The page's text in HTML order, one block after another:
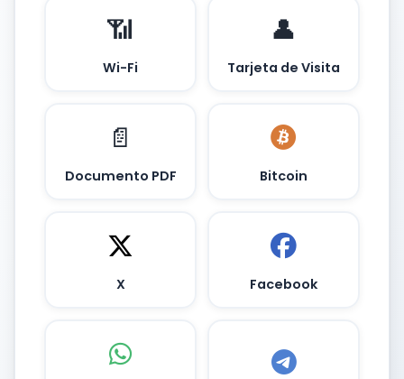
📶
Wi-Fi
👤
Tarjeta de Visita
📄
Documento PDF Bitcoin
X Facebook